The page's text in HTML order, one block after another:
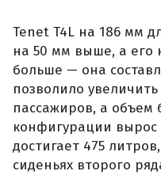
Tenet T4L на 186 мм
на 50 мм выше, а его
больше — она
позволило
пассажиров, а объем
конфигурации вырос
достигает 475
сиденьях второго